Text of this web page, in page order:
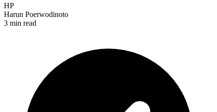
HP
Harun Poerwodinoto
3 min read